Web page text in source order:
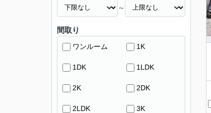
～
間取り
ワンルーム 1K
1DK 1LDK
2K 2DK
2LDK 3K